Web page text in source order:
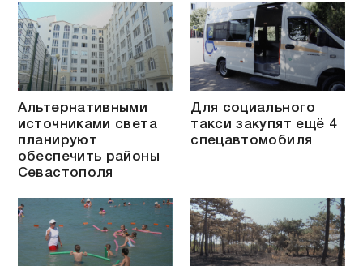
Альтернативными
источниками света
планируют
обеспечить районы
Севастополя
Для социального
такси закупят ещё 4
спецавтомобиля